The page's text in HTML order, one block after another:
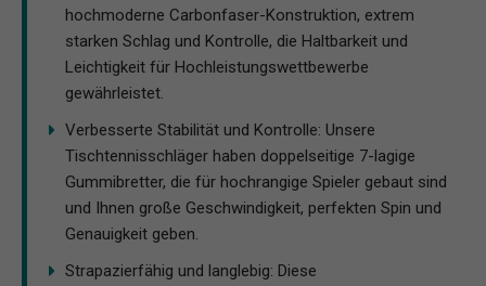
hochmoderne Carbonfaser-Konstruktion, extrem
starken Schlag und Kontrolle, die Haltbarkeit und
Leichtigkeit für Hochleistungswettbewerbe
gewährleistet.
Verbesserte Stabilität und Kontrolle: Unsere
Tischtennisschläger haben doppelseitige 7-lagige
Gummibretter, die für hochrangige Spieler gebaut sind
und Ihnen große Geschwindigkeit, perfekten Spin und
Genauigkeit geben.
Strapazierfähig und langlebig: Diese